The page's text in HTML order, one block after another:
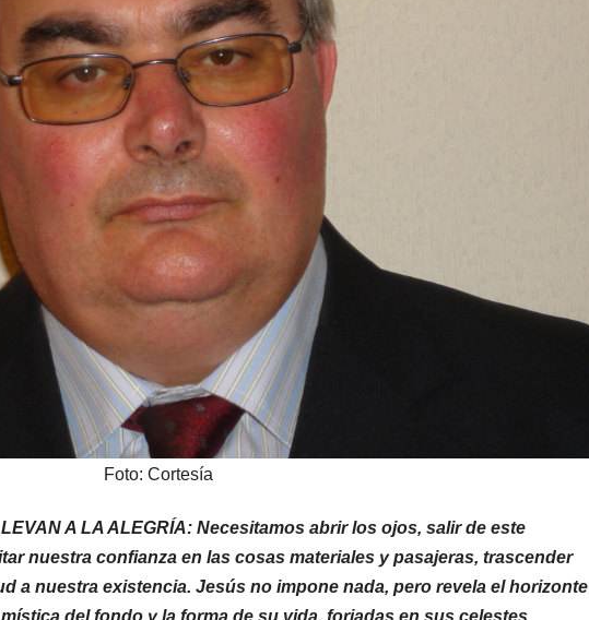
Foto: Cortesía
A LA ALEGRÍA: Necesitamos abrir los ojos, salir de este
nuestra confianza en las cosas materiales y pasajeras, trascender
a nuestra existencia. Jesús no impone nada, pero revela el horizonte
del fondo y la forma de su vida, forjadas en sus celestes